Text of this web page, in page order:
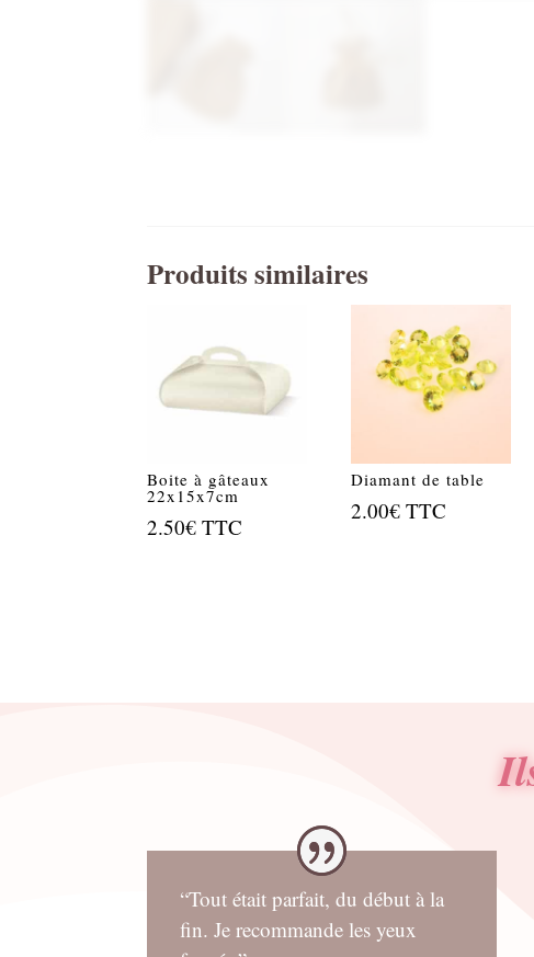
Produits similaires
Boite à gâteaux
22x15x7cm
2.50€ TTC
Diamant de table
2.00€ TTC
“Tout était parfait, du début à la
fin. Je recommande les yeux